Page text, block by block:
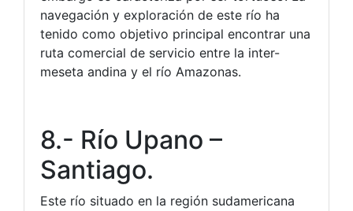
navegación y exploración de este río ha
tenido como objetivo principal encontrar una
ruta comercial de servicio entre la inter-
meseta andina y el río Amazonas.
8.- Río Upano –
Santiago.
Este río situado en la región sudamericana